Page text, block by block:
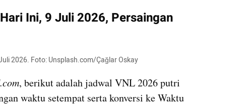
Ini, 9 Juli 2026, Persaingan
2026. Foto: Unsplash.com/Çağlar Oskay
, berikut adalah jadwal VNL 2026 putri
waktu setempat serta konversi ke Waktu